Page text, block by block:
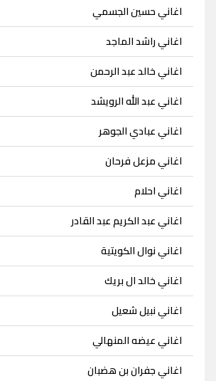
اغاني حسين الجسمي
اغاني راشد الماجد
اغاني خالد عبد الرحمن
اغاني عبد الله الرويشد
اغاني عبادي الجوهر
اغاني مزعل فرحان
اغاني احلام
اغاني عبد الكريم عبد القادر
اغاني نوال الكويتية
اغاني خالد ال بريك
اغاني نبيل شعيل
اغاني عيضه المنهالي
اغاني جفران بن هضبان